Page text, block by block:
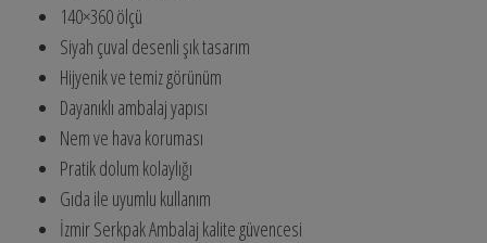
140×360 ölçü
Siyah çuval desenli şık tasarım
Hijyenik ve temiz görünüm
Dayanıklı ambalaj yapısı
Nem ve hava koruması
Pratik dolum kolaylığı
Gıda ile uyumlu kullanım
İzmir Serkpak Ambalaj kalite güvencesi